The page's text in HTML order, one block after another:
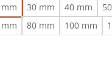
30 mm 40 mm
80 mm 100 mm